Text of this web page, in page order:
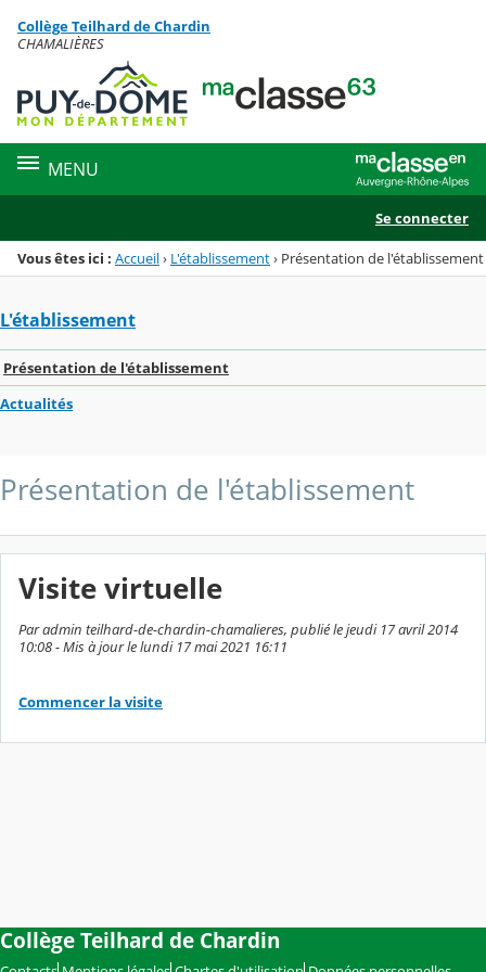
Menu de la rubrique
Contenu
Collège Teilhard de Chardin
CHAMALIÈRES
MENU
Se connecter
Vous êtes ici : Accueil› L'établissement› Présentation de l'établissement
L'établissement
Présentation de l'établissement
Actualités
Présentation de l'établissement
Visite virtuelle
Par admin teilhard-de-chardin-chamalieres, publié le jeudi 17 avril 2014
10:08 - Mis à jour le lundi 17 mai 2021 16:11
Commencer la visite
Collège Teilhard de Chardin